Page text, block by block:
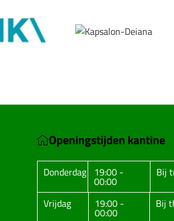
Openingstijden kantine
Donderdag 19:00 -
00:00
Bij
Vrijdag 19:00 -
00:00
Bij